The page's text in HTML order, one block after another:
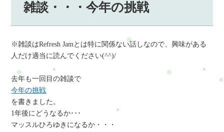
雑談・・・今年の挑戦
※雑談はRefresh Jamとは特に関係ない話しなので、興味がある
人だけ適当に読んでください(^^)/
去年も一回目の雑談で
今年の挑戦
を書きました。
1年後にどうなるか･･･
マッスルひろゆきになるか・・・